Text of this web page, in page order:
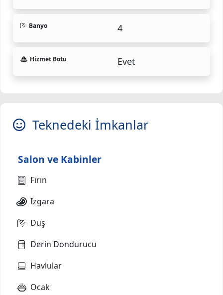
Banyo 4
Hizmet Botu Evet
Teknedeki İmkanlar
Salon ve Kabinler
Fırın
Izgara
Duş
Derin Dondurucu
Havlular
Ocak